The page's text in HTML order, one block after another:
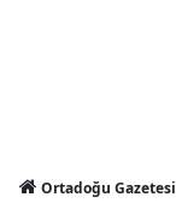
Ortadoğu Gazetesi